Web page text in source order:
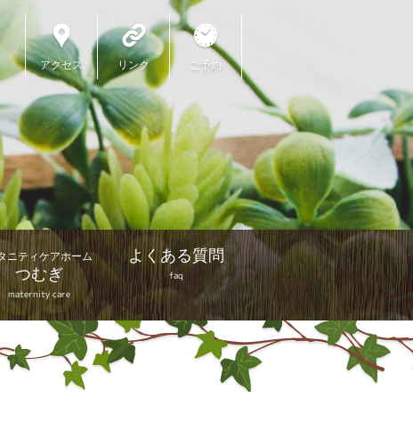
アクセス リンク ご予約
ニティケアホーム
つむぎ
maternity care
よくある質問
faq